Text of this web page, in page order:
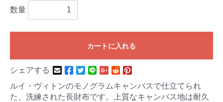
数量
カートに入れる
シェアする
ルイ・ヴィトンのモノグラムキャンバスで仕立てられ
た、洗練された長財布です。上質なキャンバス地は耐久